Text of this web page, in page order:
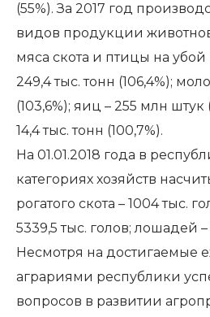
(55%). За 2017 год
видов продукции
мяса скота и птицы на
249,4 тыс. тонн (106,4%);
(103,6%); яиц – 255 млн штук
14,4 тыс. тонн (100,7%).
На 01.01.2018 года в
категориях хозяйств
рогатого скота – 1004 тыс.
5339,5 тыс. голов; лошадей –
Несмотря на достигаемые
аграриями республики
вопросов в развитии